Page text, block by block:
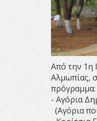
Από την 1η
Αλμωπίας,
πρόγραμμα:
- Αγόρια
(Αγόρια